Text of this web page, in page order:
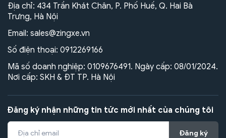
Địa chỉ: 434 Trần Khát Chân, P. Phố Huế, Q. Hai Bà
Trưng, Hà Nội
Email: sales@zingxe.vn
Số điện thoại: 0912269166
Mã số doanh nghiệp: 0109676491. Ngày cấp: 08/01/2024.
Nơi cấp: SKH & ĐT TP. Hà Nội
Đăng ký nhận những tin tức mới nhất của chúng tôi
Đăng ký